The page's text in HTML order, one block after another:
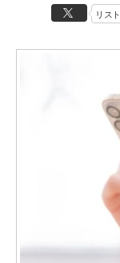
リスト